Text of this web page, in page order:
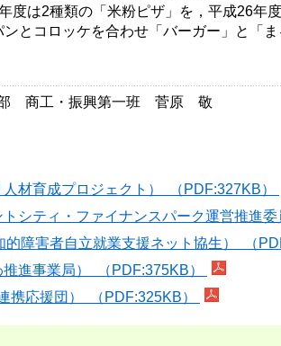
度は2種類の「米粉ピザ」を，平成26年
とコロッケを合わせ「バーガー」と「
部 商工・振興第一班 菅原 敬
材育成プロジェクト） （PDF:327KB）
シティ・ファイナンスパーク運営推進
障害者自立就業支援ネット協生） （
進事業局） （PDF:375KB）
携応援団） （PDF:325KB）